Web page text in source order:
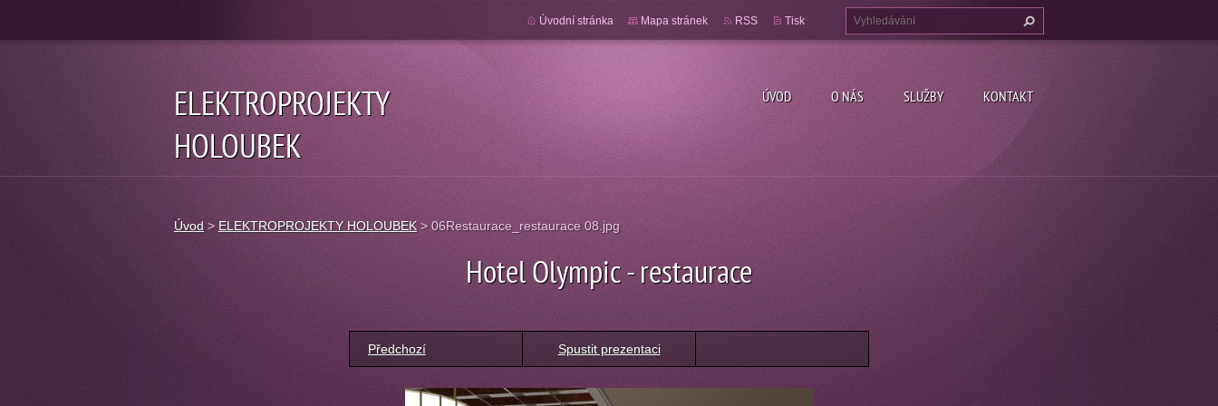
ELEKTROPROJEKTY
HOLOUBEK
ÚVOD O NÁS SLUŽBY KONTAKT
Úvodní stránka Mapa stránek RSS Tisk
Úvod > ELEKTROPROJEKTY HOLOUBEK >06Restaurace_restaurace 08.jpg
Hotel Olympic - restaurace
Předchozí Spustit prezentaci